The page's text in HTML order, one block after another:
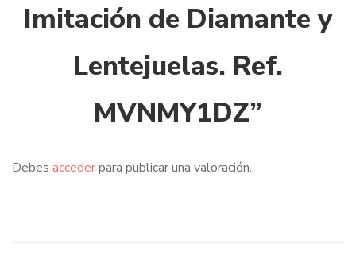
Imitación de Diamante y
Lentejuelas. Ref.
MVNMY1DZ”
Debes accederpara publicar una valoración.